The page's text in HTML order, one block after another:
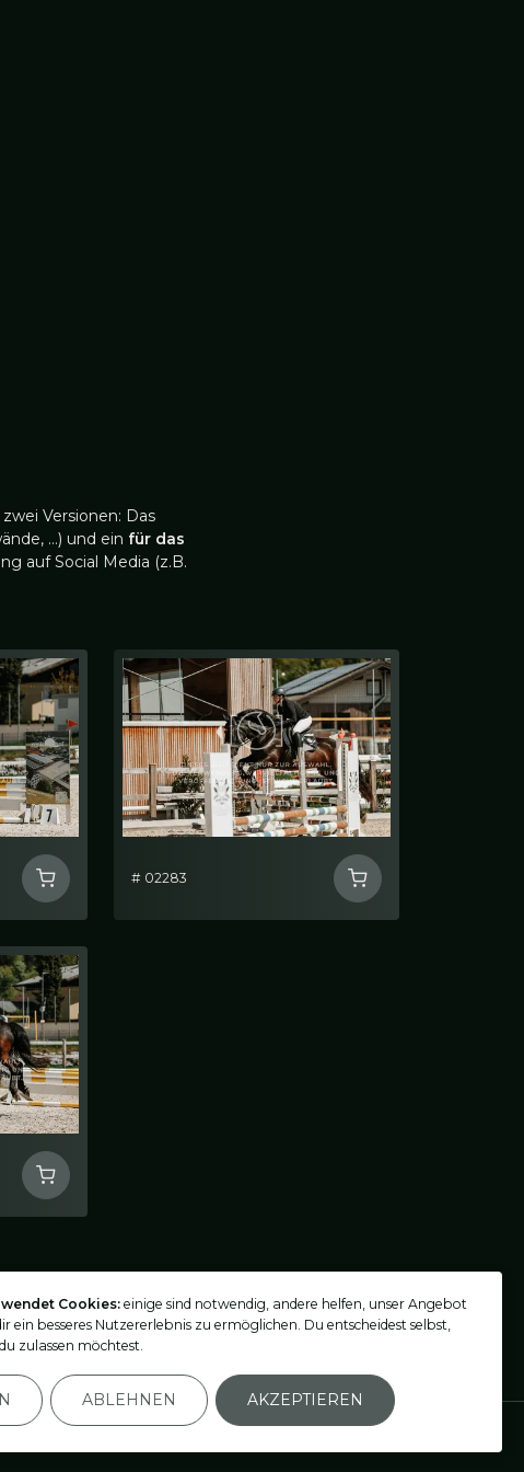
Versionen: Das
…) und ein für das
auf Social Media (z.B.
# 02283
Cookies: einige sind notwendig, andere helfen, unser Angebot
ein besseres Nutzererlebnis zu ermöglichen. Du entscheidest selbst,
zulassen möchtest.
ABLEHNEN AKZEPTIEREN